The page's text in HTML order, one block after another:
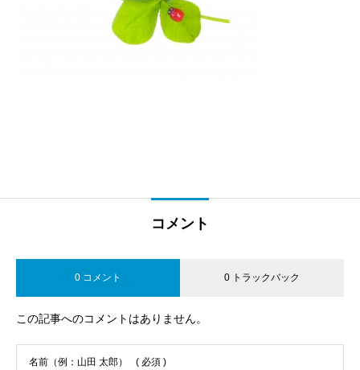
コメント
0 コメント 0 トラックバック
この記事へのコメントはありません。
名前（例：山田 太郎） ( 必須 )